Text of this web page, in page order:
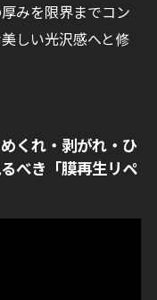
みを限界までコン
しい光沢感へと修
くれ・剥がれ・ひ
べき「膜再生リペ